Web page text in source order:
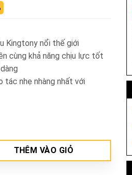
Kingtony nổi thế giới
cùng khả năng chịu lực tốt
nhẹ nhàng nhất với
lượng
THÊM VÀO GIỎ